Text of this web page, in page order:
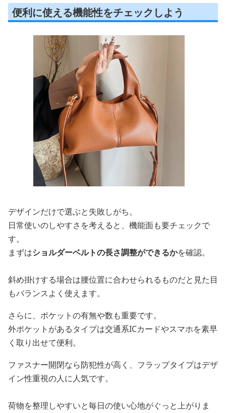
便利に使える機能性をチェックしよう
デザインだけで選ぶと失敗しがち。
日常使いのしやすさを考えると、機能面も要チェックで
す。
まずはショルダーベルトの長さ調整ができるかを確認。
斜め掛けする場合は腰位置に合わせられるものだと見た目
もバランスよく使えます。
さらに、ポケットの有無や数も重要です。
外ポケットがあるタイプは交通系ICカードやスマホを素早
く取り出せて便利。
ファスナー開閉なら防犯性が高く、フラップタイプはデザ
イン性重視の人に人気です。
荷物を整理しやすいと毎日の使い心地がぐっと上がりま